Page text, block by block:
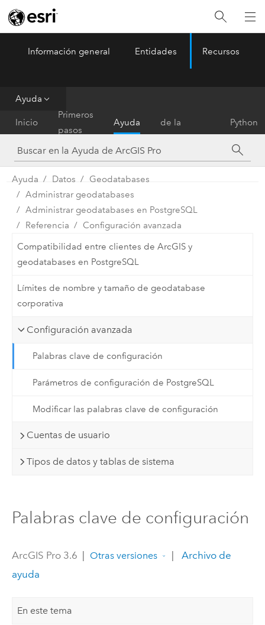
ArcGIS Pro Menu
Información general Entidades Recursos
Ayuda
Inicio
Primeros
pasos
Ayuda
de la
herramienta
Python
Ayuda Datos
Geodatabases
Administrar geodatabases
Administrar geodatabases en PostgreSQL
Referencia
Configuración avanzada
Compatibilidad entre clientes de ArcGIS y
geodatabases en PostgreSQL
Límites de nombre y tamaño de geodatabase
corporativa
Configuración avanzada
Palabras clave de configuración
Parámetros de configuración de PostgreSQL
Modificar las palabras clave de configuración
Cuentas de usuario
Tipos de datos y tablas de sistema
Palabras clave de configuración
ArcGIS Pro 3.6 | Otras versiones |
Archivo de
ayuda
En este tema